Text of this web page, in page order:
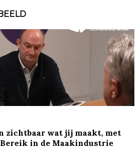
zichtbaar wat jij maakt, met
in de Maakindustrie